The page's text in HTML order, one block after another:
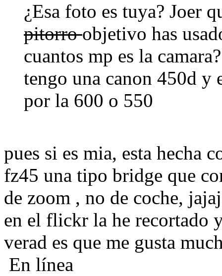
¿Esa foto es tuya? Joer
pitorroobjetivo has
cuantos mp es la
tengo una canon 450d y
por la 600 o 550
pues si es mia, esta hecha
fz45 una tipo bridge que
de zoom , no de coche,
en el flickr la he recortado
verad es que me gusta
En línea